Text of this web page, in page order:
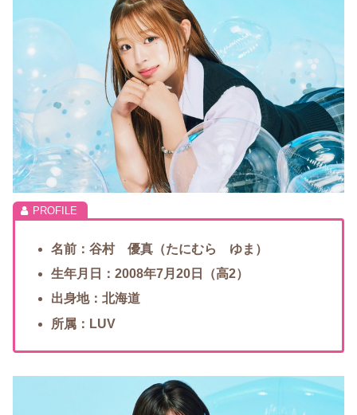
名前：谷村 優真（たにむら ゆま）
生年月日：2008年7月20日（高2）
出身地：北海道
所属：LUV